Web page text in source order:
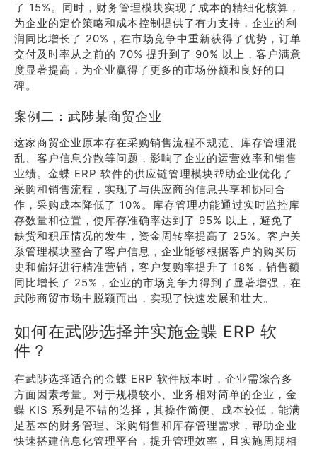
了 15%。同时，财务管理模块实现了成本的精细化核算，
为企业的定价策略和成本控制提供了有力支持，企业的利
润同比增长了 20%，在市场竞争中重新获得了优势，订单
交付及时率从之前的 70% 提升到了 90% 以上，客户满意
度显著提高，为企业赢得了更多的市场份额和良好的口
碑。
案例二：武陟某商贸企业
这家商贸企业原本存在采购销售流程不规范、库存管理混
乱、客户信息分散等问题，影响了企业的运营效率和销售
业绩。金蝶 ERP 软件的供应链管理模块帮助企业优化了
采购和销售流程，实现了与供应商的信息共享和协同合
作，采购成本降低了 10%。库存管理功能通过实时监控库
存数量和位置，使库存准确率达到了 95% 以上，避免了
缺货和积压情况的发生，资金周转率提高了 25%。客户关
系管理模块整合了客户信息，企业能够根据客户的购买历
史和偏好进行精准营销，客户复购率提升了 18%，销售额
同比增长了 25%，企业的市场竞争力得到了显著增强，在
武陟商贸市场中脱颖而出，实现了快速发展和壮大。
如何在武陟选择并实施金蝶 ERP 软
件？
在武陟选择适合的金蝶 ERP 软件版本时，企业需综合多
方面因素考量。对于规模较小、业务相对简单的企业，金
蝶 KIS 系列是不错的选择，其操作简便、成本较低，能满
足基本的财务管理、采购销售和库存管理需求，帮助企业
快速搭建信息化管理平台，提升管理效率，且实施周期相